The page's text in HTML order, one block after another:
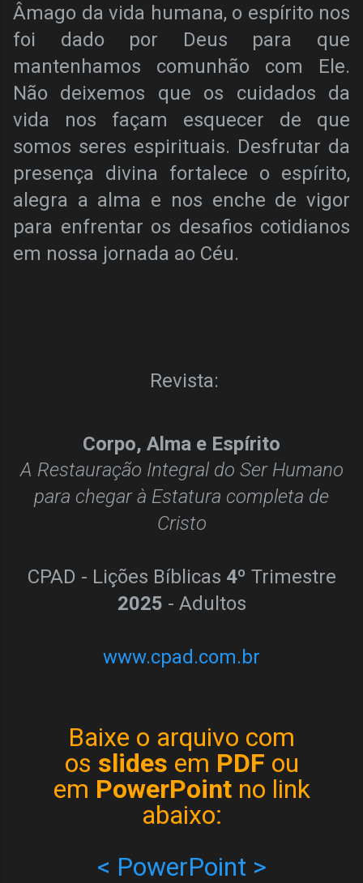
Âmago da vida humana, o espírito nos
foi dado por Deus para que
mantenhamos comunhão com Ele.
Não deixemos que os cuidados da
vida nos façam esquecer de que
somos seres espirituais. Desfrutar da
presença divina fortalece o espírito,
alegra a alma e nos enche de vigor
para enfrentar os desafios cotidianos
em nossa jornada ao Céu.
Revista:
Corpo, Alma e Espírito
A Restauração Integral do Ser Humano
para chegar à Estatura completa de
Cristo
CPAD - Lições Bíblicas 4º Trimestre
2025 - Adultos
www.cpad.com.br
Baixe o arquivo com
os slides em PDF ou
em PowerPointno link
abaixo:
< PowerPoint >